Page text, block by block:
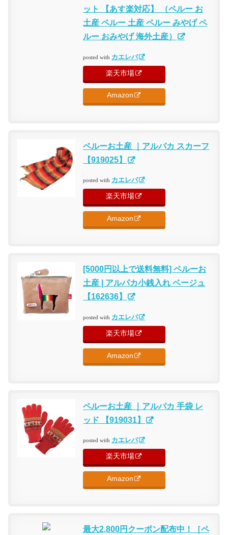
ット 【あす楽対応】 （ペルー お
土産 ペルー 土産 ペルー みやげ ペ
ルー おみやげ 海外土産）
posted with カエレバ
楽天市場
Amazon
ペルーお土産 ｜アルパカ スカーフ
【919025】
posted with カエレバ
楽天市場
Amazon
[5000円以上で送料無料] ペルーお
土産 | アルパカ小銭入れ ベージュ
【162636】
posted with カエレバ
楽天市場
Amazon
ペルーお土産 ｜アルパカ 手袋 レ
ッド 【919031】
posted with カエレバ
楽天市場
Amazon
最大2,800円クーポン配布中！［ペ